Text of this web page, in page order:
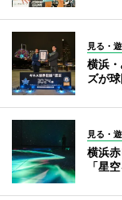
見る・
横浜
ズが
見る・
横浜
「星